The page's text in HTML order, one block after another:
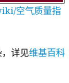
空气质量指
详见维基百科